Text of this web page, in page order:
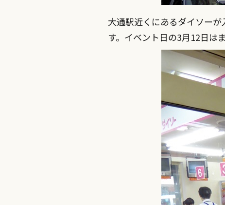
大通駅近くにあるダイソー
す。イベント日の3月12日は